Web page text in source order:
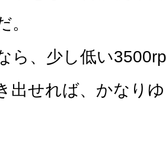
。
ら、少し低い
出せれば、かなり